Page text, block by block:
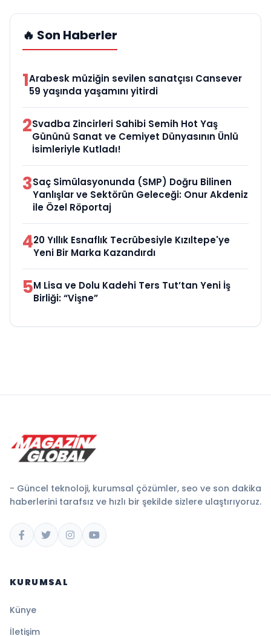
🔥 Son Haberler
1Arabesk müziğin sevilen sanatçısı Cansever
59 yaşında yaşamını yitirdi
2Svadba Zincirleri Sahibi Semih Hot Yaş
Gününü Sanat ve Cemiyet Dünyasının Ünlü
İsimleriyle Kutladı!
3Saç Simülasyonunda (SMP) Doğru Bilinen
Yanlışlar ve Sektörün Geleceği: Onur Akdeniz
ile Özel Röportaj
420 Yıllık Esnaflık Tecrübesiyle Kızıltepe'ye
Yeni Bir Marka Kazandırdı
5M Lisa ve Dolu Kadehi Ters Tut’tan Yeni İş
Birliği: “Vişne”
- Güncel teknoloji, kurumsal çözümler, seo ve son dakika
haberlerini tarafsız ve hızlı bir şekilde sizlere ulaştırıyoruz.
KURUMSAL
Künye
İletişim